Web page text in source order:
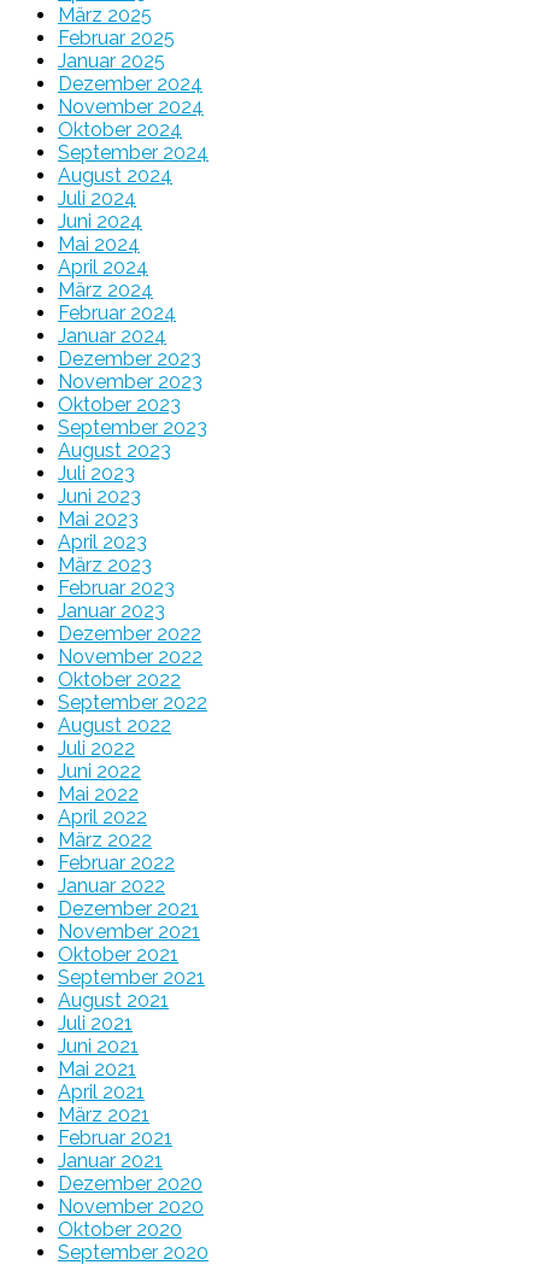
März 2025
Februar 2025
Januar 2025
Dezember 2024
November 2024
Oktober 2024
September 2024
August 2024
Juli 2024
Juni 2024
Mai 2024
April 2024
März 2024
Februar 2024
Januar 2024
Dezember 2023
November 2023
Oktober 2023
September 2023
August 2023
Juli 2023
Juni 2023
Mai 2023
April 2023
März 2023
Februar 2023
Januar 2023
Dezember 2022
November 2022
Oktober 2022
September 2022
August 2022
Juli 2022
Juni 2022
Mai 2022
April 2022
März 2022
Februar 2022
Januar 2022
Dezember 2021
November 2021
Oktober 2021
September 2021
August 2021
Juli 2021
Juni 2021
Mai 2021
April 2021
März 2021
Februar 2021
Januar 2021
Dezember 2020
November 2020
Oktober 2020
September 2020